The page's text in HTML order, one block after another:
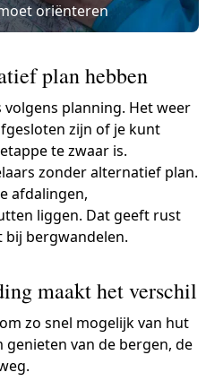
oriënteren
plan hebben
planning. Het weer
zijn of je kunt
te zwaar is.
zonder alternatief plan.
afdalingen,
liggen. Dat geeft rust
bergwandelen.
maakt het verschil
zo snel mogelijk van hut
van de bergen, de